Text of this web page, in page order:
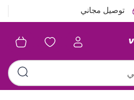
توصيل مجاني